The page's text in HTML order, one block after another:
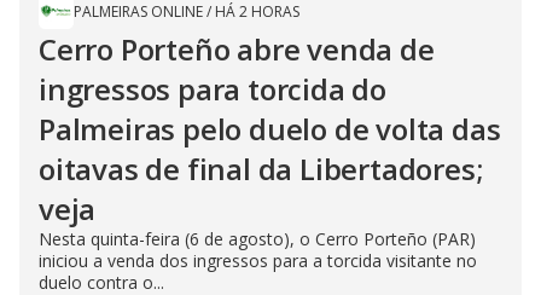
PALMEIRAS ONLINE/ HÁ 2 HORAS
Cerro Porteño abre venda de
ingressos para torcida do
Palmeiras pelo duelo de volta das
oitavas de final da Libertadores;
veja
Nesta quinta-feira (6 de agosto), o Cerro Porteño (PAR)
iniciou a venda dos ingressos para a torcida visitante no
duelo contra o...